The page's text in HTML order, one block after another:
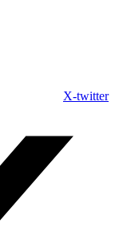
X-twitter